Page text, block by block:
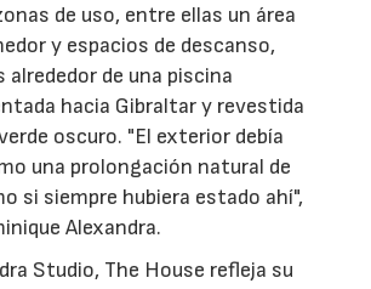
de uso, entre ellas un área
y espacios de descanso,
alrededor de una piscina
hacia Gibraltar y revestida
oscuro. "El exterior debía
una prolongación natural de
si siempre hubiera estado ahí",
Alexandra.
Studio, The House refleja su